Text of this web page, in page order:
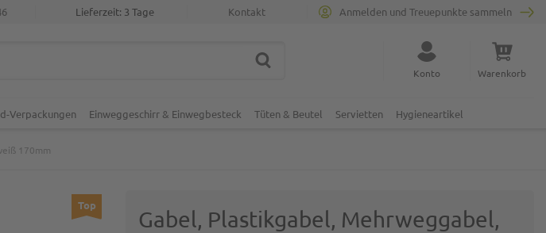
Kontakt
Lieferzeit: 3 Tage Anmelden und Treuepunkte sammeln
Suche schließen
SUCHE Konto Warenkorb
Verpackungen Einweggeschirr & Einwegbesteck Tüten & Beutel Servietten Hygieneartikel
170mm
Top
Gabel, Plastikgabel, Mehrweggabel,